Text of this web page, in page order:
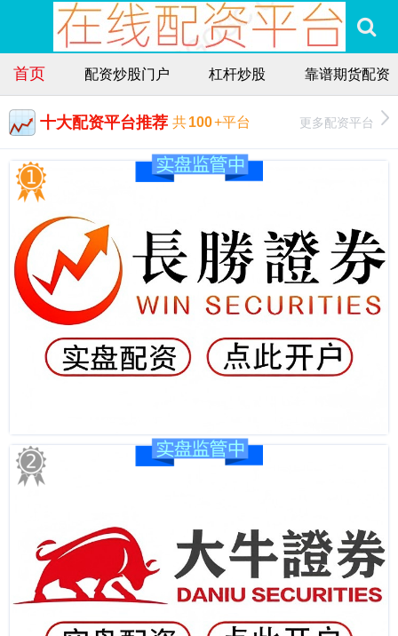
首页 配资炒股门户 杠杆炒股 靠谱期货配资
十大配资平台推荐 共100+平台 更多配资平台